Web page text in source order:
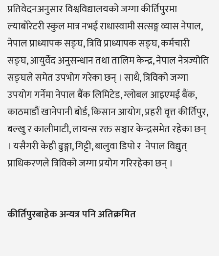
प्रतिवेदनअनुसार विश्वविद्यालयको जग्गा कीर्तिपुरमा
ल्याबोरेटरी स्कुल मात्र नभई राधास्वामी सत्सङ्ग व्यास नेपाल,
नेपाल प्राध्यापक सङ्घ, त्रिवि प्राध्यापक सङ्घ, कर्मचारी
सङ्घ, आयुर्वेद अनुसन्धान तथा तालिम केन्द्र, नेपाल नेत्रज्योति
सङ्घले समेत उपभोग गरेका छन् । साथै, त्रिविको जग्गा
उपयोग गर्नेमा नेपाल बैंक लिमिटेड, ग्लोबल आइएमई बैंक,
काठमाडौं खानेपानी बोर्ड, किसान आयोग, प्रहरी वृत्त कीर्तिपुर,
बल्खु र कालीमाटी, लायन्स रक्त सञ्चार केन्द्रसमेत रहेका छन्
। यसैगरी केही ढुङ्गा, गिट्टी, बालुवा डिपो र नेपाल विद्युत्
प्राधिकरणले त्रिविको जग्गा प्रयोग गरिरहेका छन् ।
कीर्तिपुरबाहेक अन्यत्र पनि अतिक्रमित